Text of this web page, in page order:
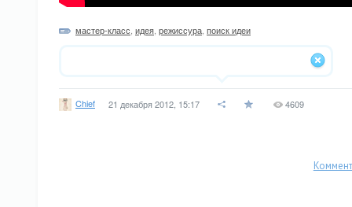
мастер-класс идея режиссура поиск идеи
Chief 21 декабря 2012, 15:17 4609